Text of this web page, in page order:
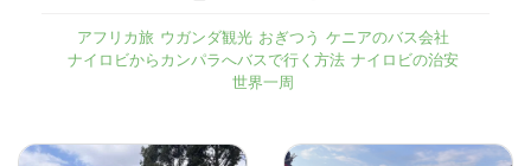
アフリカ旅 ウガンダ観光 おぎつう ケニアのバス会社
ナイロビからカンパラへバスで行く方法 ナイロビの治安
世界一周